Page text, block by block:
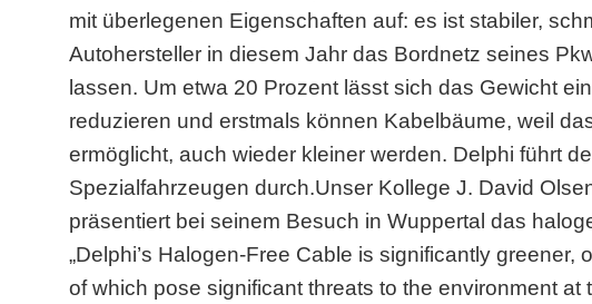
mit überlegenen Eigenschaften auf: es ist stabiler,
Autohersteller in diesem Jahr das Bordnetz seines
lassen. Um etwa 20 Prozent lässt sich das Gewicht
reduzieren und erstmals können Kabelbäume, weil
ermöglicht, auch wieder kleiner werden. Delphi führt
Spezialfahrzeugen durch.Unser Kollege J. David
präsentiert bei seinem Besuch in Wuppertal das
„Delphi’s Halogen-Free Cable is significantly
of which pose significant threats to the environment at